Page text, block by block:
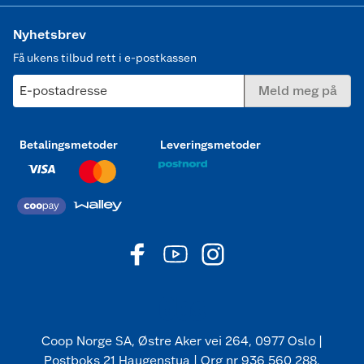
Nyhetsbrev
Få ukens tilbud rett i e-postkassen
E-postadresse Meld meg på
Betalingsmetoder Leveringsmetoder
Coop Norge SA, Østre Aker vei 264, 0977 Oslo |
Postboks 21 Haugenstua | Org nr 936 560 288.